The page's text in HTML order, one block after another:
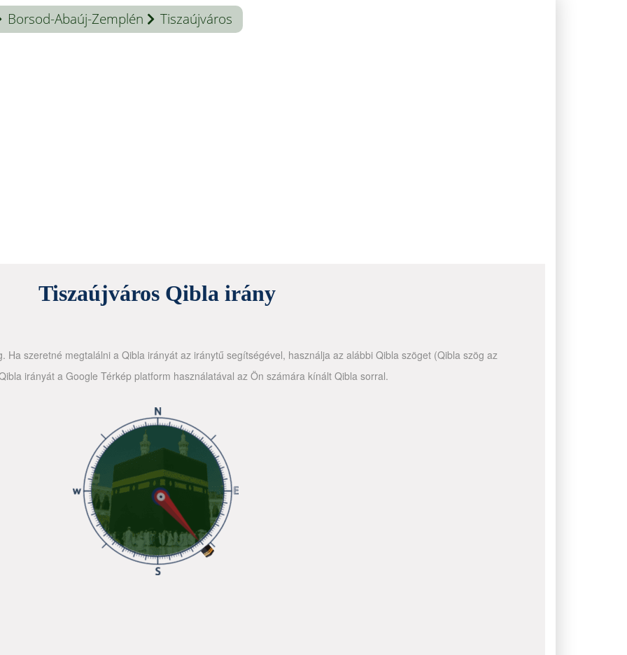
Borsod-Abaúj-Zemplén Tiszaújváros
Tiszaújváros Qibla irány
Ha szeretné megtalálni a Qibla irányát az iránytű segítségével, használja az alábbi Qibla szöget (Qibla szög az
irányát a Google Térkép platform használatával az Ön számára kínált Qibla sorral.